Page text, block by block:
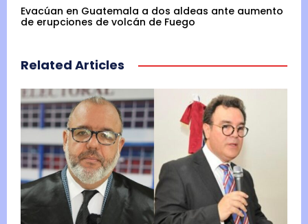
Evacúan en Guatemala a dos aldeas ante aumento
de erupciones de volcán de Fuego
Related Articles